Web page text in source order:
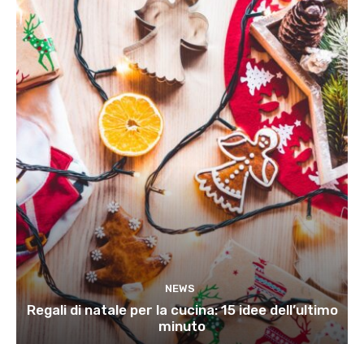
NEWS
Regali di natale per la cucina: 15 idee dell’ultimo
minuto